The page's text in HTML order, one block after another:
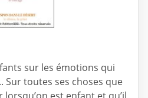
sur les émotions qui
Sur toutes ses choses que